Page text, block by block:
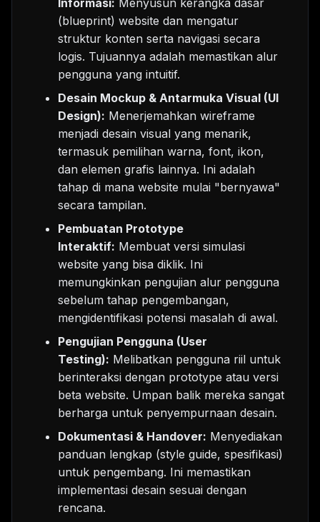
(blueprint) website dan mengatur
struktur konten serta navigasi secara
logis. Tujuannya adalah memastikan alur
pengguna yang intuitif.
Desain Mockup & Antarmuka Visual (UI
Design): Menerjemahkan wireframe
menjadi desain visual yang menarik,
termasuk pemilihan warna, font, ikon,
dan elemen grafis lainnya. Ini adalah
tahap di mana website mulai "bernyawa"
secara tampilan.
Pembuatan Prototype
Interaktif: Membuat versi simulasi
website yang bisa diklik. Ini
memungkinkan pengujian alur pengguna
sebelum tahap pengembangan,
mengidentifikasi potensi masalah di awal.
Pengujian Pengguna (User
Testing): Melibatkan pengguna riil untuk
berinteraksi dengan prototype atau versi
beta website. Umpan balik mereka sangat
berharga untuk penyempurnaan desain.
Dokumentasi & Handover: Menyediakan
panduan lengkap (style guide, spesifikasi)
untuk pengembang. Ini memastikan
implementasi desain sesuai dengan
rencana.